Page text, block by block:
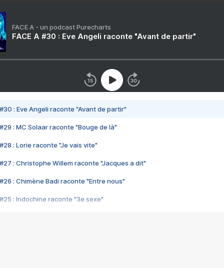
FACE A - un podcast Purecharts
FACE A #30 : Eve Angeli raconte "Avant de partir"
#30 : Eve Angeli raconte "Avant de partir"
#29 : MC Solaar raconte "Bouge de là"
#28 : Lorie raconte "Je vais vite"
#27 : Christophe Willem raconte "Jacques a dit"
#26 : Chimène Badi raconte "Entre nous"
#25 : Indochine raconte "3e sexe"